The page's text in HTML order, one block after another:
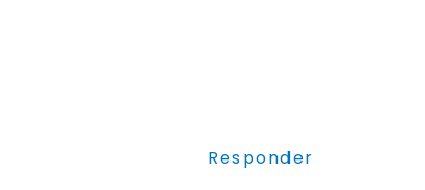
Responder